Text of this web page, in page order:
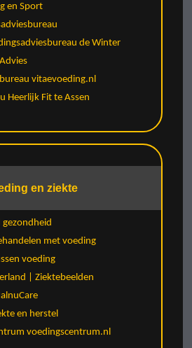
en Sport
de Winter
vitaevoeding.nl
Heerlijk Fit te Assen
en ziekte
met voeding
voeding
| Ziektebeelden
en herstel
voedingscentrum.nl